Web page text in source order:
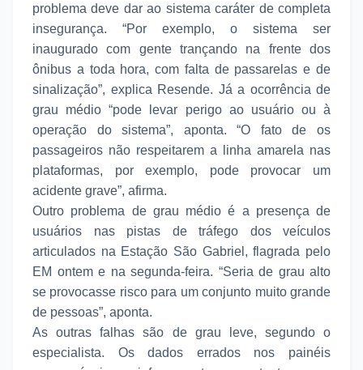
problema deve dar ao sistema caráter de completa
insegurança. “Por exemplo, o sistema ser
inaugurado com gente trançando na frente dos
ônibus a toda hora, com falta de passarelas e de
sinalização”, explica Resende. Já a ocorrência de
grau médio “pode levar perigo ao usuário ou à
operação do sistema”, aponta. “O fato de os
passageiros não respeitarem a linha amarela nas
plataformas, por exemplo, pode provocar um
acidente grave”, afirma.
Outro problema de grau médio é a presença de
usuários nas pistas de tráfego dos veículos
articulados na Estação São Gabriel, flagrada pelo
EM ontem e na segunda-feira. “Seria de grau alto
se provocasse risco para um conjunto muito grande
de pessoas”, aponta.
As outras falhas são de grau leve, segundo o
especialista. Os dados errados nos painéis